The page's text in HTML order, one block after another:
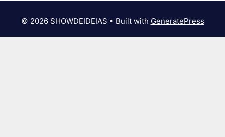
© 2026 SHOWDEIDEIAS • Built with GeneratePress